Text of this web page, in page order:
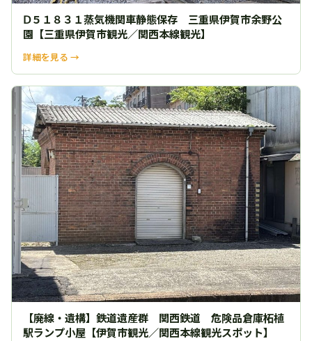
Ⅾ５１８３１蒸気機関車静態保存 三重県伊賀市余野公
園【三重県伊賀市観光／関西本線観光】
詳細を見る →
【廃線・遺構】鉄道遺産群 関西鉄道 危険品倉庫柘植
駅ランプ小屋【伊賀市観光／関西本線観光スポット】